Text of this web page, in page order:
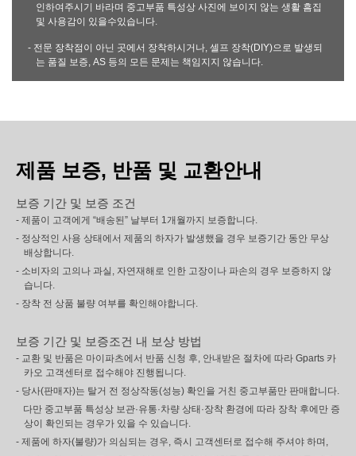
인하여주시기 바라며 중고부품 특성상 사진에 보이지 않는 생활 흠집
및 사용감이 있을수있습니다.
- 전문 장착점이 아닌 곳에서 장착하시거나, 셀프 장착(DIY)으로 발생되
는 품질 보증, AS 등의 모든 문제는 책임지지 않습니다.
제품 보증, 반품 및 교환안내
보증 기간 및 보증 조건
- 제품이 고객에게 “배송된” 날부터 1개월까지 보증합니다.
- 정상적인 사용 상태에서 제품의 하자가 발생했을 경우 보증기간 동안 무상
배상합니다.
- 소비자의 고의나 과실, 자연재해로 인한 고장이나 파손의 경우 보증하지 않
습니다.
- 장착 전 상품 불량 여부를 확인해야합니다.
보증 기간 및 보증조건 내 보상 방법
- 교환 및 반품은 마이파츠에서 반품 신청 후, 안내받은 절차에 따라 Gparts 카
카오 고객센터로 접수해야 진행됩니다.
- 당사(판매자)는 탈거 전 정상작동(성능) 확인을 거친 중고부품만 판매합니다.
다만 중고부품 특성상 보관·유통·차량 상태·장착 환경에 따라 장착 후에만 증
상이 확인되는 경우가 있을 수 있습니다.
- 제품에 하자(불량)가 의심되는 경우, 즉시 고객센터로 접수해 주셔야 하며,